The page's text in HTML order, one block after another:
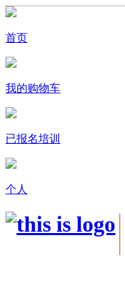
首页
我的购物车
已报名培训
个人